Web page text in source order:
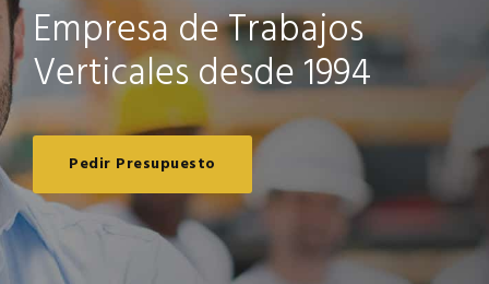
Empresa de Trabajos
Verticales desde 1994
Pedir Presupuesto